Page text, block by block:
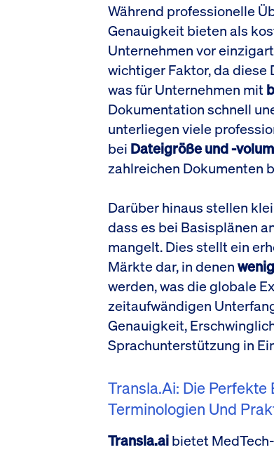
Während professionelle
Genauigkeit bieten als
Unternehmen vor
wichtiger Faktor, da diese
was für Unternehmen mit
Dokumentation schnell
unterliegen viele
bei Dateigröße und -
zahlreichen Dokumenten
Darüber hinaus stellen
dass es bei Basisplänen
mangelt. Dies stellt ein
Märkte dar, in denen
werden, was die globale
zeitaufwändigen
Genauigkeit,
Sprachunterstützung in
Transla.ai: Die Perfekte
Terminologien Und
Transla.aibietet